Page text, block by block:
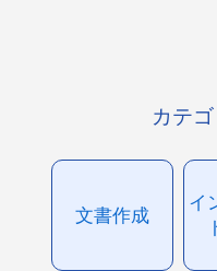
カテ
文書作成
イ